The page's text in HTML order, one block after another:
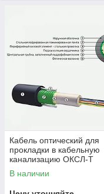
Кабель оптический для
прокладки в кабельную
канализацию ОКСЛ-Т
В наличии